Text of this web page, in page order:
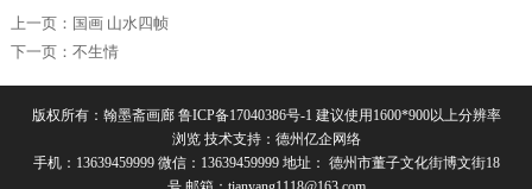
上一页： 国画 山水四帧
下一页： 不生情
版权所有：翰墨斋画廊 鲁ICP备17040386号-1 建议使用1600*900以上分辨率
浏览 技术支持： 德州亿企网络
手机：13639459999 微信：13639459999 地址： 德州市董子文化街博文街18